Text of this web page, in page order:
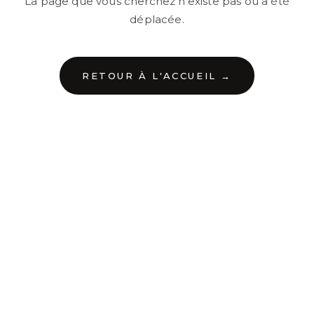
déplacée.
RETOUR À L'ACCUEIL →